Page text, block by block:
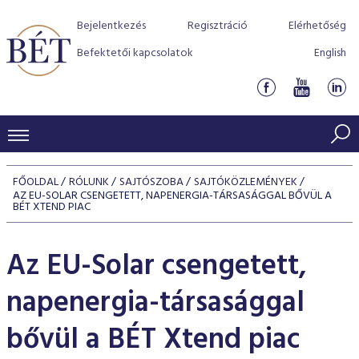
Bejelentkezés Regisztráció
Elérhetőség
Befektetői kapcsolatok
English
KERESKEDÉSI ADATOK
INDEXEK
Kötvényindexek
Jelzáloglevél indexek
Vállalati kötvény indexek
Kedvenc instrumentumok
Azonnali Piac
Részvények
Származékos piac
BEFEKTETŐK
Indexek
Részvény szekció
Hitelpapír szekció
Szabályozás
BÉT szabályzatok
Befektetővédelem
Alkalmazott díjstruktúra
Elszámolás
Részvény és vállalati kötvény tőzsdei bevezetését
program
BÉT Xtend - Részvénypiac egyszerűen
Tőzsdetagok, üzletkötők
VENDOROK
FŐOLDAL RÓLUNK SAJTÓSZOBA SAJTÓKÖZLEMÉNYEK
AZ EU-SOLAR CSENGETETT, NAPENERGIA-TÁRSASÁGGAL BŐVÜL A
BÉT XTEND PIAC
Az EU-Solar csengetett,
napenergia-társasággal
bővül a BÉT Xtend piac